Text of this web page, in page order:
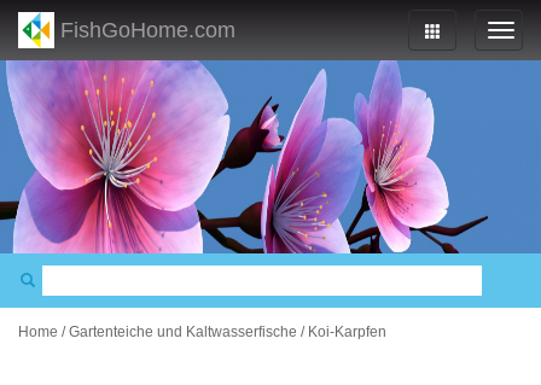
FishGoHome.com
Home /Gartenteiche und Kaltwasserfische / Koi-Karpfen